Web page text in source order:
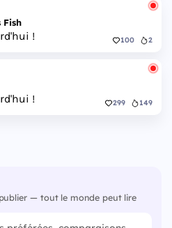
Fish
! 100 2
! 299 149
— tout le monde peut lire